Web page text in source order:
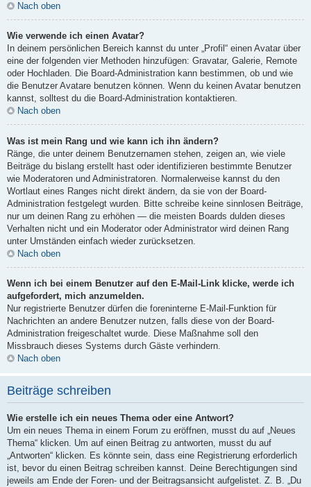
Nach oben
Wie verwende ich einen Avatar?
In deinem persönlichen Bereich kannst du unter „Profil“ einen Avatar über
eine der folgenden vier Methoden hinzufügen: Gravatar, Galerie, Remote
oder Hochladen. Die Board-Administration kann bestimmen, ob und wie
die Benutzer Avatare benutzen können. Wenn du keinen Avatar benutzen
kannst, solltest du die Board-Administration kontaktieren.
Nach oben
Was ist mein Rang und wie kann ich ihn ändern?
Ränge, die unter deinem Benutzernamen stehen, zeigen an, wie viele
Beiträge du bislang erstellt hast oder identifizieren bestimmte Benutzer
wie Moderatoren und Administratoren. Normalerweise kannst du den
Wortlaut eines Ranges nicht direkt ändern, da sie von der Board-
Administration festgelegt wurden. Bitte schreibe keine sinnlosen Beiträge,
nur um deinen Rang zu erhöhen — die meisten Boards dulden dieses
Verhalten nicht und ein Moderator oder Administrator wird deinen Rang
unter Umständen einfach wieder zurücksetzen.
Nach oben
Wenn ich bei einem Benutzer auf den E-Mail-Link klicke, werde ich
aufgefordert, mich anzumelden.
Nur registrierte Benutzer dürfen die foreninterne E-Mail-Funktion für
Nachrichten an andere Benutzer nutzen, falls diese von der Board-
Administration freigeschaltet wurde. Diese Maßnahme soll den
Missbrauch dieses Systems durch Gäste verhindern.
Nach oben
Beiträge schreiben
Wie erstelle ich ein neues Thema oder eine Antwort?
Um ein neues Thema in einem Forum zu eröffnen, musst du auf „Neues
Thema“ klicken. Um auf einen Beitrag zu antworten, musst du auf
„Antworten“ klicken. Es könnte sein, dass eine Registrierung erforderlich
ist, bevor du einen Beitrag schreiben kannst. Deine Berechtigungen sind
jeweils am Ende der Foren- und der Beitragsansicht aufgelistet. Z. B. „Du